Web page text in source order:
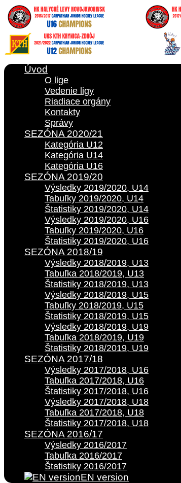
Úvod
O lige
Vedenie ligy
Riadiace orgány
Kontakty
Správy
SEZÓNA 2020/21
Kategória U12
Kategória U14
Kategória U16
SEZÓNA 2019/20
Výsledky 2019/2020, U14
Tabuľky 2019/2020, U14
Štatistiky 2019/2020, U14
Výsledky 2019/2020, U16
Tabuľky 2019/2020, U16
Štatistiky 2019/2020, U16
SEZÓNA 2018/19
Výsledky 2018/2019, U13
Tabuľka 2018/2019, U13
Štatistiky 2018/2019, U13
Výsledky 2018/2019, U15
Tabuľky 2018/2019, U15
Štatistiky 2018/2019, U15
Výsledky 2018/2019, U19
Tabuľka 2018/2019, U19
Štatistiky 2018/2019, U19
SEZÓNA 2017/18
Výsledky 2017/2018, U16
Tabuľka 2017/2018, U16
Štatistiky 2017/2018, U16
Výsledky 2017/2018, U18
Tabuľka 2017/2018, U18
Štatistiky 2017/2018, U18
SEZÓNA 2016/17
Výsledky 2016/2017
Tabuľka 2016/2017
Štatistiky 2016/2017
EN version